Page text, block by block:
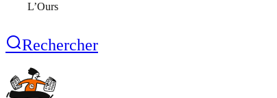
L’Ours
Rechercher